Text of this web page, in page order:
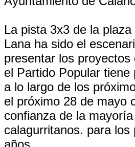
La pista 3x3 de la
Lana ha sido el
presentar los proyectos
el Partido Popular tiene
a lo largo de los
el próximo 28 de mayo
confianza de la
calagurritanos. para los
años.